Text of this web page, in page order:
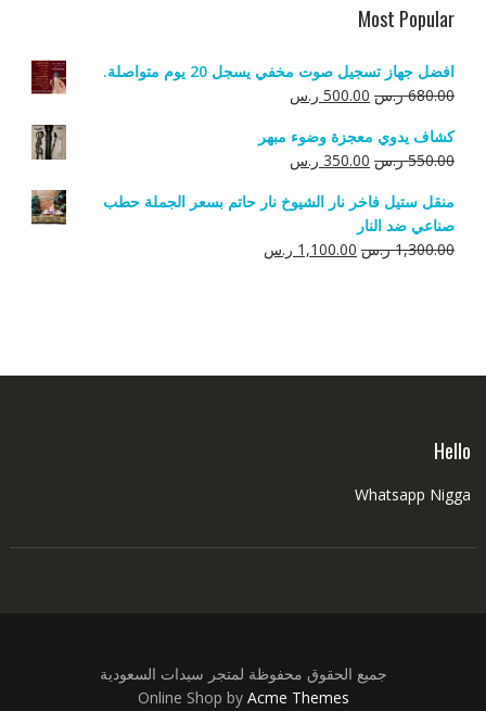
Most Popular
افضل جهاز تسجيل صوت مخفي يسجل 20 يوم متواصلة.
680.00 ر.س السعر
هو:
680.00 ر.س.
500.00 ر.سالسعر
هو:
500.00 ر.س.
كشاف يدوي معجزة وضوء مبهر
550.00 ر.س السعر
هو:
550.00 ر.س.
350.00 ر.سالسعر
هو:
منقل ستيل فاخر نار الشيوخ نار حاتم بسعر الجملة حطب
صناعي ضد النار
1,300.00 ر.س السعر
1,100.00 ر.سالسعر
Hello
Whatsapp Nigga
جميع الحقوق محفوظة لمتجر سيدات السعودية
Online Shop by Acme Themes